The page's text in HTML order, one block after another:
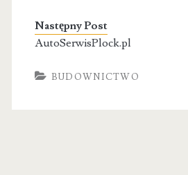
Następny Post
AutoSerwisPlock.pl
BUDOWNICTWO